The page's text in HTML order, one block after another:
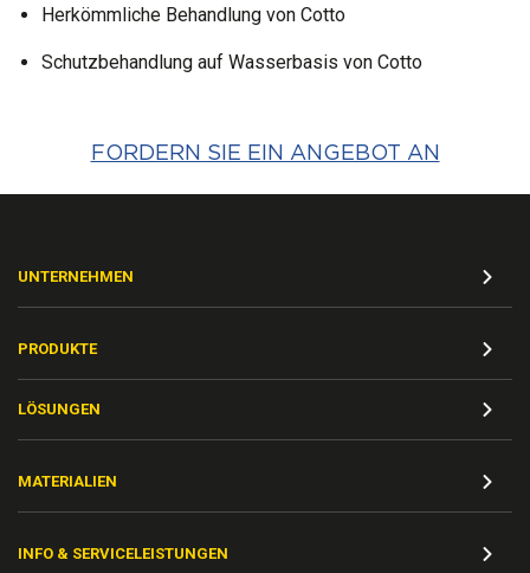
Herkömmliche Behandlung von Cotto
Schutzbehandlung auf Wasserbasis von Cotto
FORDERN SIE EIN ANGEBOT AN
UNTERNEHMEN
PRODUKTE
LÖSUNGEN
MATERIALIEN
INFO & SERVICELEISTUNGEN